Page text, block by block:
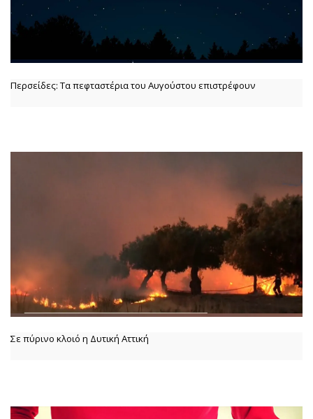
Περσείδες: Τα πεφταστέρια του Αυγούστου επιστρέφουν
Σε πύρινο κλοιό η Δυτική Αττική